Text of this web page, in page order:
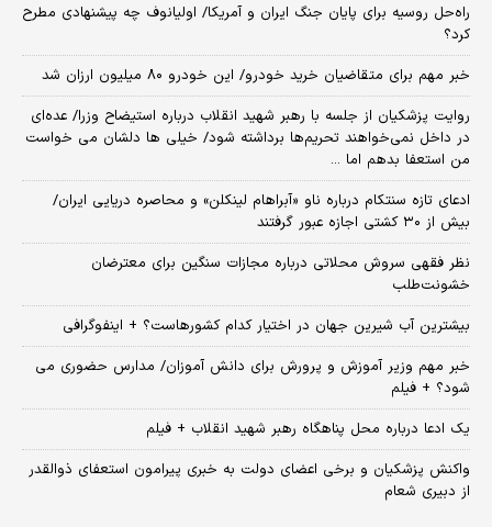
راه‌حل روسیه برای پایان جنگ ایران و آمریکا/ اولیانوف چه پیشنهادی مطرح
کرد؟
خبر مهم برای متقاضیان خرید خودرو/ این خودرو ۸۰ میلیون ارزان شد
روایت پزشکیان از جلسه با رهبر شهید انقلاب درباره استیضاح وزرا/ عده‌ای
در داخل نمی‌خواهند تحریم‌ها برداشته شود/ خیلی ها دلشان می خواست
من استعفا بدهم اما ...
ادعای تازه سنتکام درباره ناو «آبراهام لینکلن» و محاصره دریایی ایران/
بیش از ۳۰ کشتی اجازه عبور گرفتند
نظر فقهی سروش محلاتی درباره مجازات سنگین برای معترضان
خشونت‌طلب
بیشترین آب شیرین جهان در اختیار کدام کشورهاست؟ + اینفوگرافی
خبر مهم وزیر آموزش و پرورش برای دانش آموزان/ مدارس حضوری می
شود؟ + فیلم
یک ادعا درباره محل پناهگاه‌ رهبر شهید انقلاب + فیلم
واکنش پزشکیان و برخی اعضای دولت به خبری پیرامون استعفای ذوالقدر
از دبیری شعام